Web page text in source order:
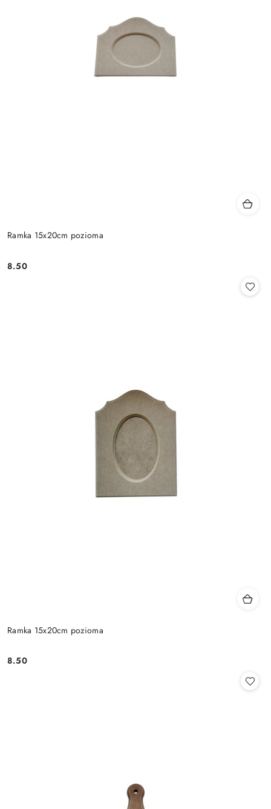
Ramka 15x20cm pozioma
Cena:
8.50
Ramka 15x20cm pozioma
Cena:
8.50